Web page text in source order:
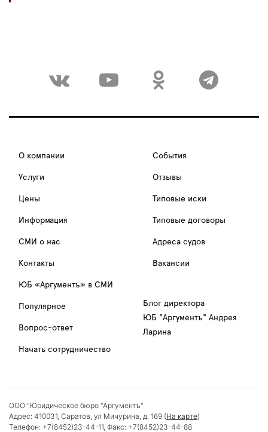
О компании
Услуги
Цены
Информация
СМИ о нас
Контакты
События
Отзывы
Типовые иски
Типовые договоры
Адреса судов
Вакансии
ЮБ «Аргументъ» в СМИ
Популярное
Вопрос-ответ
Начать сотрудничество
Блог директора
ЮБ "Аргументъ" Андрея
Ларина
ООО "Юридическое бюро "Аргументъ"
Адрес: 410031, Саратов, ул Мичурина, д. 169 (На карте)
Телефон: +7(8452)23-44-11, Факс: +7(8452)23-44-88